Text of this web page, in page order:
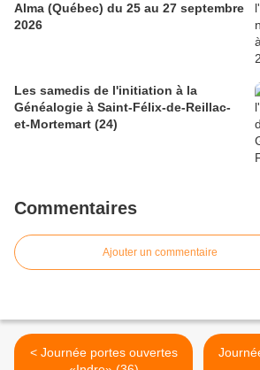
Alma (Québec) du 25 au 27 septembre
2026
Les samedis de l'initiation à la
Généalogie à Saint-Félix-de-Reillac-
et-Mortemart (24)
Commentaires
Ajouter un commentaire
< Journée portes ouvertes